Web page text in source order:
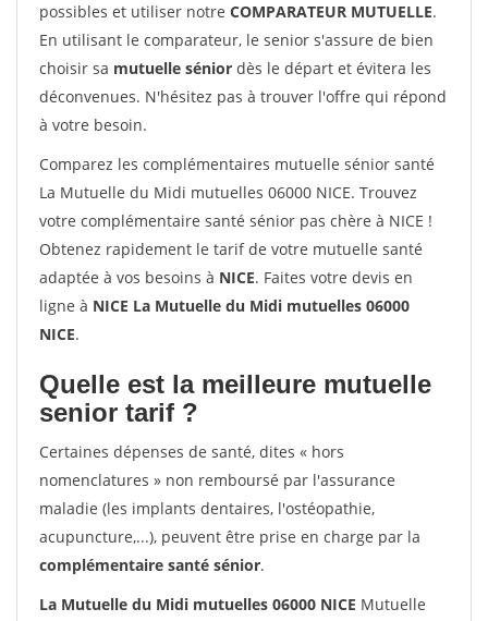
possibles et utiliser notre COMPARATEUR MUTUELLE.
En utilisant le comparateur, le senior s'assure de bien
choisir sa mutuelle sénior dès le départ et évitera les
déconvenues. N'hésitez pas à trouver l'offre qui répond
à votre besoin.
Comparez les complémentaires mutuelle sénior santé
La Mutuelle du Midi mutuelles 06000 NICE. Trouvez
votre complémentaire santé sénior pas chère à NICE !
Obtenez rapidement le tarif de votre mutuelle santé
adaptée à vos besoins à NICE. Faites votre devis en
ligne à NICE La Mutuelle du Midi mutuelles 06000
NICE.
Quelle est la meilleure mutuelle
senior tarif ?
Certaines dépenses de santé, dites « hors
nomenclatures » non remboursé par l'assurance
maladie (les implants dentaires, l'ostéopathie,
acupuncture,...), peuvent être prise en charge par la
complémentaire santé sénior.
La Mutuelle du Midi mutuelles 06000 NICE Mutuelle